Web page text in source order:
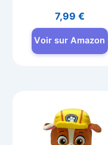
4.5
sur 5
7,99 €
Voir sur Amazon